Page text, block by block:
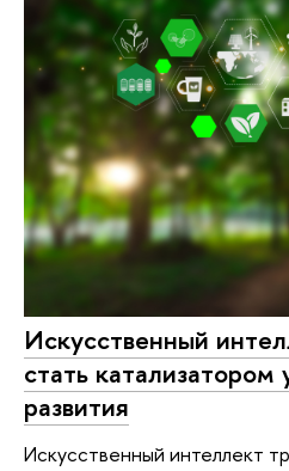
Искусственный
стать катализатором
развития
Искусственный интеллект